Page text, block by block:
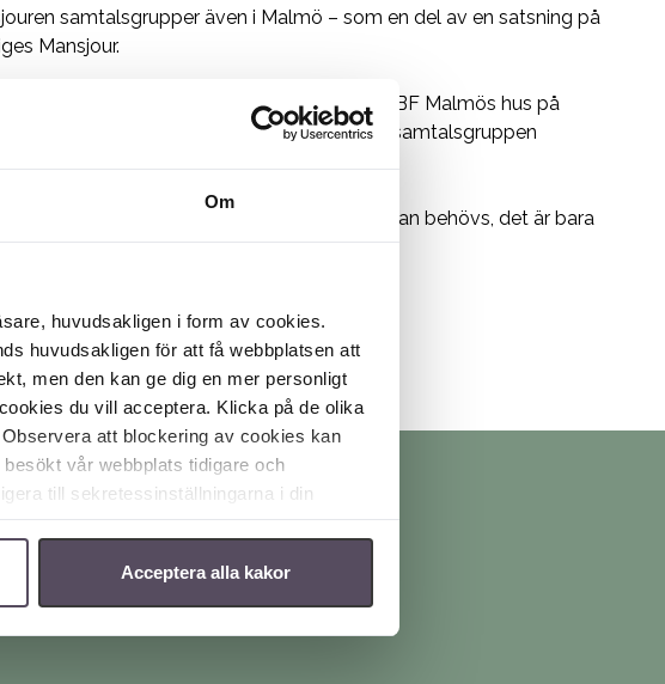
Om
huvudsakligen i form av cookies.
huvudsakligen för att få webbplatsen att
men den kan ge dig en mer personligt
du vill acceptera. Klicka på de olika
att blockering av cookies kan
vår webbplats tidigare och
till sekretessinställningarna i din
Acceptera alla kakor
samtalsgrupper även i Malmö – som en del av en satsning på
Mansjour.
blir 26 oktober 18.00 – 20.00 i i ABF Malmös hus på
47. Efter det tillfället arrangerar Mansjouren samtalsgruppen
att delta i samtalsgruppen. Ingen föranmälan behövs, det är bara